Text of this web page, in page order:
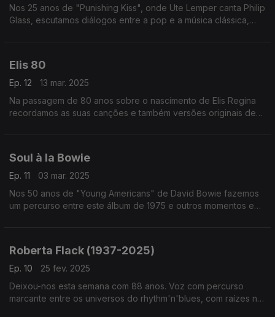
Nos 25 anos de "Punishing Kiss", onde Ute Lemper canta Philip
Glass, escutamos diálogos entre a pop e a música clássica,
Elis 80
Ep. 12
13 mar. 2025
Na passagem de 80 anos sobre o nascimento de Elis Regina
recordamos as suas canções e também versões originais de
Soul à la Bowie
Ep. 11
03 mar. 2025
Nos 50 anos de "Young Americans" de David Bowie fazemos
um percurso entre este álbum de 1975 e outros momentos em
Roberta Flack (1937-2025)
Ep. 10
25 fev. 2025
Deixou-nos esta semana com 88 anos. Voz com percurso
marcante entre os universos do rhythm'n'blues, com raízes no